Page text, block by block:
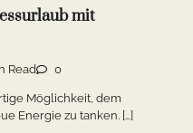
mit
Read 0
Möglichkeit, dem
Energie zu tanken. […]